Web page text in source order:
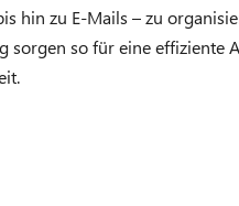
hin zu E-Mails – zu
sorgen so für eine effiziente